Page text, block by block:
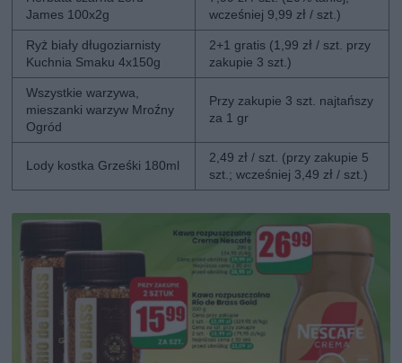
James 100x2g
wcześniej 9,99 zł / szt.)
Ryż biały długoziarnisty
Kuchnia Smaku 4x150g
2+1 gratis (1,99 zł / szt. przy
zakupie 3 szt.)
Wszystkie warzywa,
mieszanki warzyw Mroźny
Ogród
Przy zakupie 3 szt. najtańszy
za 1 gr
Lody kostka Grześki 180ml
2,49 zł / szt. (przy zakupie 5
szt.; wcześniej 3,49 zł / szt.)